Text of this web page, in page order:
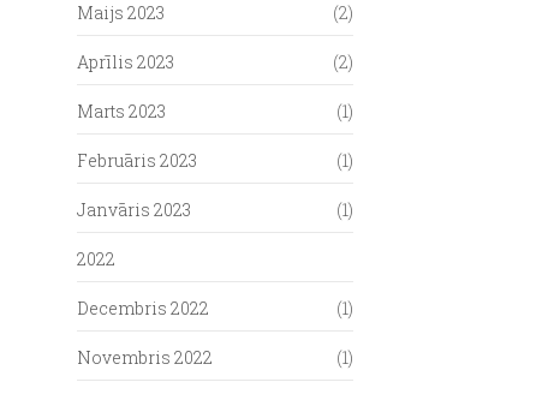
Maijs 2023 (2)
Aprīlis 2023 (2)
Marts 2023 (1)
Februāris 2023 (1)
Janvāris 2023 (1)
2022
Decembris 2022 (1)
Novembris 2022 (1)